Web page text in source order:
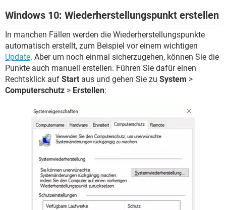
Windows 10: Wiederherstellungspunkt erstellen
In manchen Fällen werden die Wiederherstellungspunkte
automatisch erstellt, zum Beispiel vor einem wichtigen
Update. Aber um noch einmal sicherzugehen, können Sie die
Punkte auch manuell erstellen. Führen Sie dafür einen
Rechtsklick auf Start aus und gehen Sie zu System >
Computerschutz > Erstellen: